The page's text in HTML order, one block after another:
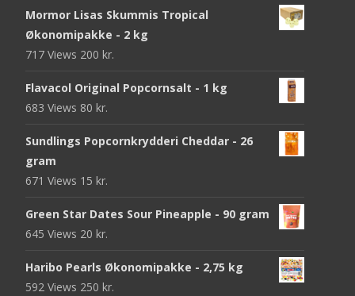
Mormor Lisas Skummis Tropical
Økonomipakke - 2 kg
717 Views 200 kr.
Flavacol Original Popcornsalt - 1 kg
683 Views 80 kr.
Sundlings Popcornkrydderi Cheddar - 26
gram
671 Views 15 kr.
Green Star Dates Sour Pineapple - 90 gram
645 Views 20 kr.
Haribo Pearls Økonomipakke - 2,75 kg
592 Views 250 kr.